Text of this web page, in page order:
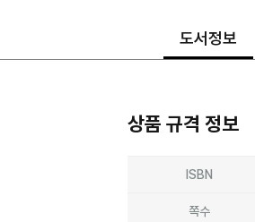
도서정보
상품 규격 정보
ISBN
쪽수